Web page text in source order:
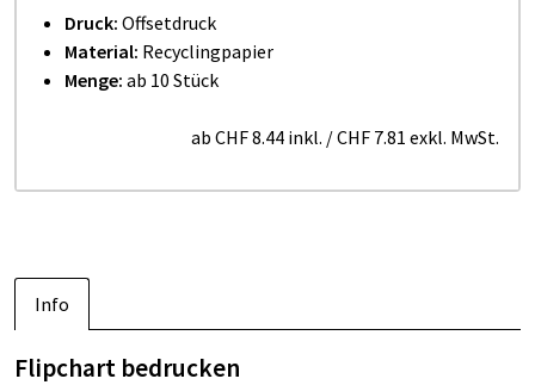
Druck: Offsetdruck
Material: Recyclingpapier
Menge: ab 10 Stück
ab CHF 8.44 inkl. /CHF 7.81 exkl. MwSt.
Info
Flipchart bedrucken